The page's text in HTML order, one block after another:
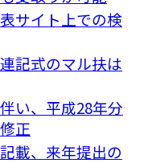
サイト上での検
記式のマル扶は
い、平成28年分
正
載、来年提出の